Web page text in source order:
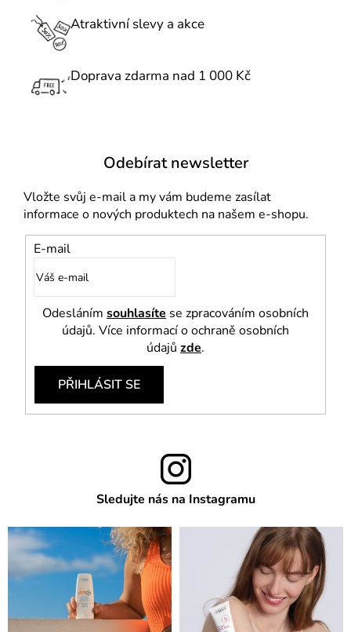
r
y
i
s
u
Atraktivní slevy a akce
Doprava zdarma nad 1 000 Kč
Odebírat newsletter
Vložte svůj e-mail a my vám budeme zasílat
informace o nových produktech na našem e-shopu.
E-mail
Odesláním souhlasíte se zpracováním osobních
údajů. Více informací o ochraně osobních
údajů zde.
PŘIHLÁSIT SE
Sledujte nás na Instagramu